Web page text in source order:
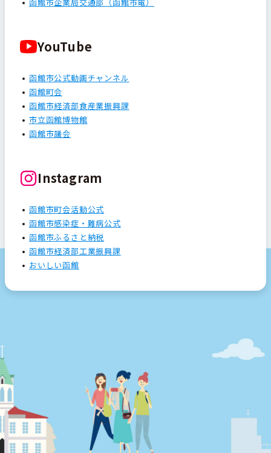
函館市企業局交通部（函館市電）
YouTube
函館市公式動画チャンネル
函館町会
函館市経済部食産業振興課
市立函館博物館
函館市議会
Instagram
函館市町会活動公式
函館市感染症・難病公式
函館市ふるさと納税
函館市経済部工業振興課
おいしい函館